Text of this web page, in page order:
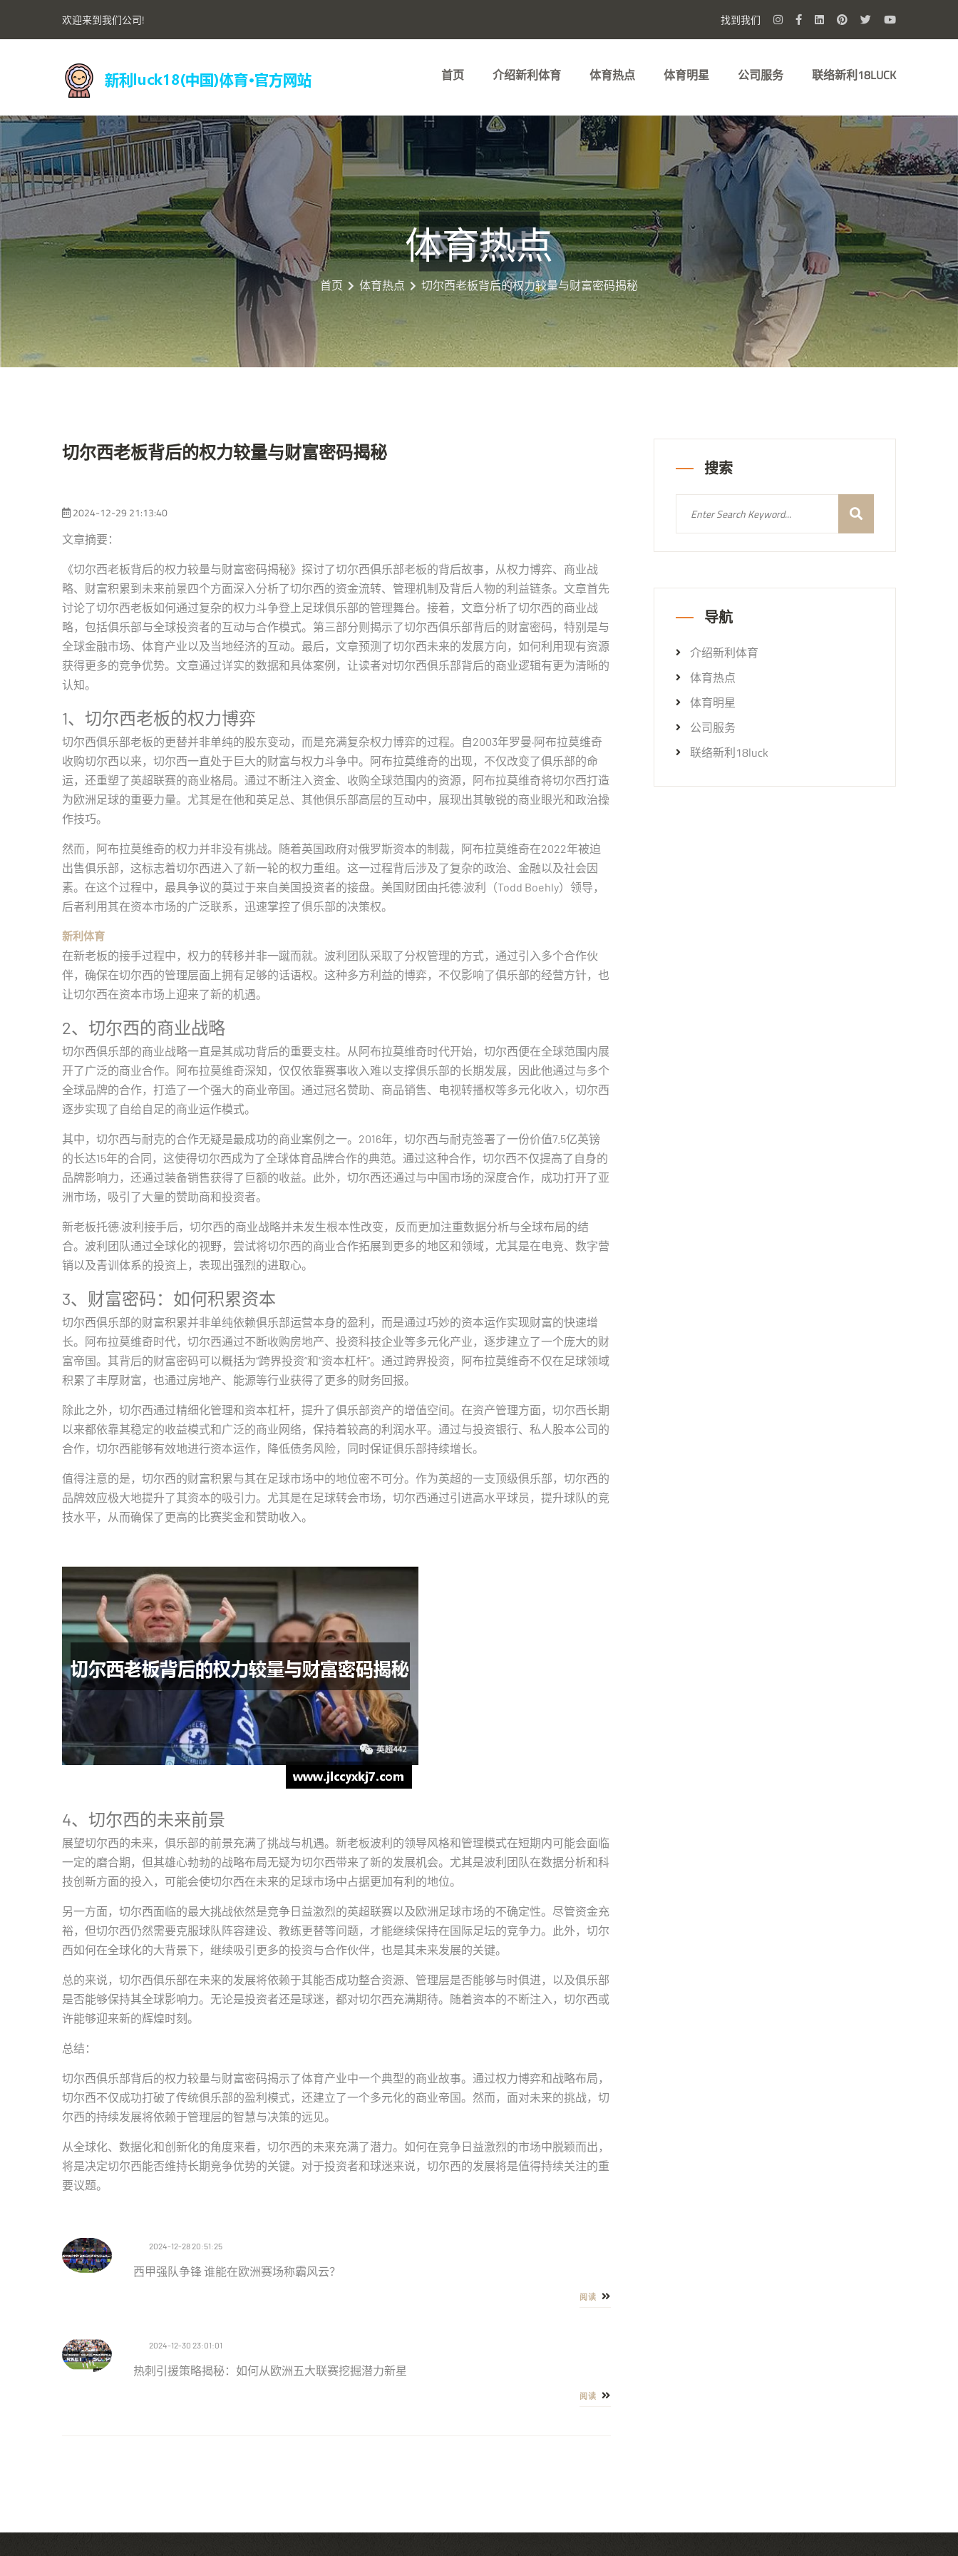
欢迎来到我们公司! 找到我们
首页 介绍新利体育 体育热点 体育明星 公司服务 联络新利18LUCK
体育热点
首页 体育热点 切尔西老板背后的权力较量与财富密码揭秘
切尔西老板背后的权力较量与财富密码揭秘
2024-12-29 21:13:40
文章摘要：
《切尔西老板背后的权力较量与财富密码揭秘》探讨了切尔西俱乐部老板的背后故事，从权力博弈、商业战
略、财富积累到未来前景四个方面深入分析了切尔西的资金流转、管理机制及背后人物的利益链条。文章首先
讨论了切尔西老板如何通过复杂的权力斗争登上足球俱乐部的管理舞台。接着，文章分析了切尔西的商业战
略，包括俱乐部与全球投资者的互动与合作模式。第三部分则揭示了切尔西俱乐部背后的财富密码，特别是与
全球金融市场、体育产业以及当地经济的互动。最后，文章预测了切尔西未来的发展方向，如何利用现有资源
获得更多的竞争优势。文章通过详实的数据和具体案例，让读者对切尔西俱乐部背后的商业逻辑有更为清晰的
认知。
1、切尔西老板的权力博弈
切尔西俱乐部老板的更替并非单纯的股东变动，而是充满复杂权力博弈的过程。自2003年罗曼·阿布拉莫维奇
收购切尔西以来，切尔西一直处于巨大的财富与权力斗争中。阿布拉莫维奇的出现，不仅改变了俱乐部的命
运，还重塑了英超联赛的商业格局。通过不断注入资金、收购全球范围内的资源，阿布拉莫维奇将切尔西打造
为欧洲足球的重要力量。尤其是在他和英足总、其他俱乐部高层的互动中，展现出其敏锐的商业眼光和政治操
作技巧。
然而，阿布拉莫维奇的权力并非没有挑战。随着英国政府对俄罗斯资本的制裁，阿布拉莫维奇在2022年被迫
出售俱乐部，这标志着切尔西进入了新一轮的权力重组。这一过程背后涉及了复杂的政治、金融以及社会因
素。在这个过程中，最具争议的莫过于来自美国投资者的接盘。美国财团由托德·波利（Todd Boehly）领导，
后者利用其在资本市场的广泛联系，迅速掌控了俱乐部的决策权。
新利体育
在新老板的接手过程中，权力的转移并非一蹴而就。波利团队采取了分权管理的方式，通过引入多个合作伙
伴，确保在切尔西的管理层面上拥有足够的话语权。这种多方利益的博弈，不仅影响了俱乐部的经营方针，也
让切尔西在资本市场上迎来了新的机遇。
2、切尔西的商业战略
切尔西俱乐部的商业战略一直是其成功背后的重要支柱。从阿布拉莫维奇时代开始，切尔西便在全球范围内展
开了广泛的商业合作。阿布拉莫维奇深知，仅仅依靠赛事收入难以支撑俱乐部的长期发展，因此他通过与多个
全球品牌的合作，打造了一个强大的商业帝国。通过冠名赞助、商品销售、电视转播权等多元化收入，切尔西
逐步实现了自给自足的商业运作模式。
其中，切尔西与耐克的合作无疑是最成功的商业案例之一。2016年，切尔西与耐克签署了一份价值7.5亿英镑
的长达15年的合同，这使得切尔西成为了全球体育品牌合作的典范。通过这种合作，切尔西不仅提高了自身的
品牌影响力，还通过装备销售获得了巨额的收益。此外，切尔西还通过与中国市场的深度合作，成功打开了亚
洲市场，吸引了大量的赞助商和投资者。
新老板托德·波利接手后，切尔西的商业战略并未发生根本性改变，反而更加注重数据分析与全球布局的结
合。波利团队通过全球化的视野，尝试将切尔西的商业合作拓展到更多的地区和领域，尤其是在电竞、数字营
销以及青训体系的投资上，表现出强烈的进取心。
3、财富密码：如何积累资本
切尔西俱乐部的财富积累并非单纯依赖俱乐部运营本身的盈利，而是通过巧妙的资本运作实现财富的快速增
长。阿布拉莫维奇时代，切尔西通过不断收购房地产、投资科技企业等多元化产业，逐步建立了一个庞大的财
富帝国。其背后的财富密码可以概括为“跨界投资”和“资本杠杆”。通过跨界投资，阿布拉莫维奇不仅在足球领域
积累了丰厚财富，也通过房地产、能源等行业获得了更多的财务回报。
除此之外，切尔西通过精细化管理和资本杠杆，提升了俱乐部资产的增值空间。在资产管理方面，切尔西长期
以来都依靠其稳定的收益模式和广泛的商业网络，保持着较高的利润水平。通过与投资银行、私人股本公司的
合作，切尔西能够有效地进行资本运作，降低债务风险，同时保证俱乐部持续增长。
值得注意的是，切尔西的财富积累与其在足球市场中的地位密不可分。作为英超的一支顶级俱乐部，切尔西的
品牌效应极大地提升了其资本的吸引力。尤其是在足球转会市场，切尔西通过引进高水平球员，提升球队的竞
技水平，从而确保了更高的比赛奖金和赞助收入。
4、切尔西的未来前景
展望切尔西的未来，俱乐部的前景充满了挑战与机遇。新老板波利的领导风格和管理模式在短期内可能会面临
一定的磨合期，但其雄心勃勃的战略布局无疑为切尔西带来了新的发展机会。尤其是波利团队在数据分析和科
技创新方面的投入，可能会使切尔西在未来的足球市场中占据更加有利的地位。
另一方面，切尔西面临的最大挑战依然是竞争日益激烈的英超联赛以及欧洲足球市场的不确定性。尽管资金充
裕，但切尔西仍然需要克服球队阵容建设、教练更替等问题，才能继续保持在国际足坛的竞争力。此外，切尔
西如何在全球化的大背景下，继续吸引更多的投资与合作伙伴，也是其未来发展的关键。
总的来说，切尔西俱乐部在未来的发展将依赖于其能否成功整合资源、管理层是否能够与时俱进，以及俱乐部
是否能够保持其全球影响力。无论是投资者还是球迷，都对切尔西充满期待。随着资本的不断注入，切尔西或
许能够迎来新的辉煌时刻。
总结：
切尔西俱乐部背后的权力较量与财富密码揭示了体育产业中一个典型的商业故事。通过权力博弈和战略布局，
切尔西不仅成功打破了传统俱乐部的盈利模式，还建立了一个多元化的商业帝国。然而，面对未来的挑战，切
尔西的持续发展将依赖于管理层的智慧与决策的远见。
从全球化、数据化和创新化的角度来看，切尔西的未来充满了潜力。如何在竞争日益激烈的市场中脱颖而出，
将是决定切尔西能否维持长期竞争优势的关键。对于投资者和球迷来说，切尔西的发展将是值得持续关注的重
要议题。
2024-12-28 20:51:25
西甲强队争锋 谁能在欧洲赛场称霸风云？
阅读
2024-12-30 23:01:01
热刺引援策略揭秘：如何从欧洲五大联赛挖掘潜力新星
阅读
搜索
导航
介绍新利体育
体育热点
体育明星
公司服务
联络新利18luck